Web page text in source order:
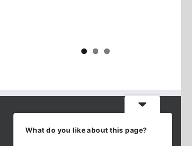
What do you like about this page?